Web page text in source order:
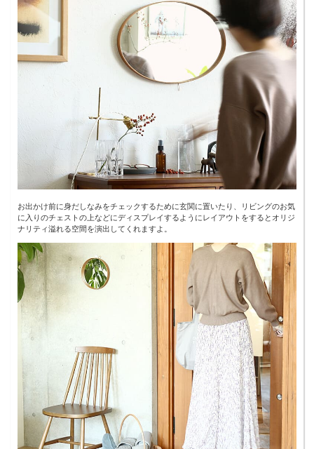
お出かけ前に身だしなみをチェックするために玄関に置いたり、リビングのお気
に入りのチェストの上などにディスプレイするようにレイアウトをするとオリジ
ナリティ溢れる空間を演出してくれますよ。